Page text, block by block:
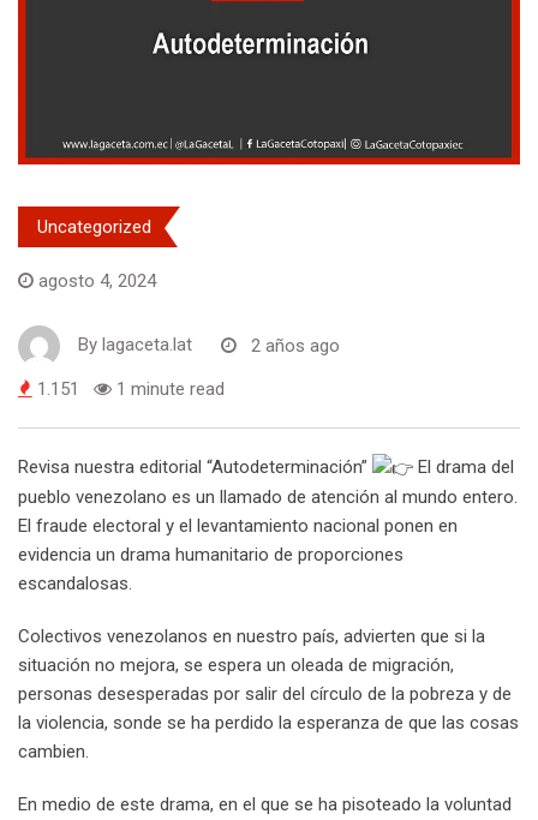
Uncategorized
agosto 4, 2024
By lagaceta.lat 2 años ago
1.151 1 minute read
Revisa nuestra editorial “Autodeterminación”
El drama del
pueblo venezolano es un llamado de atención al mundo entero.
El fraude electoral y el levantamiento nacional ponen en
evidencia un drama humanitario de proporciones
escandalosas.
Colectivos venezolanos en nuestro país, advierten que si la
situación no mejora, se espera un oleada de migración,
personas desesperadas por salir del círculo de la pobreza y de
la violencia, sonde se ha perdido la esperanza de que las cosas
cambien.
En medio de este drama, en el que se ha pisoteado la voluntad